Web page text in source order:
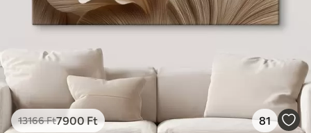
13166Ft7900 Ft 81